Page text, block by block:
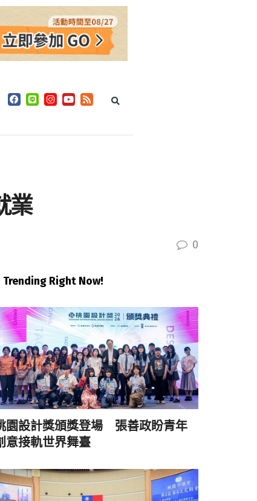
業
0
Trending Right Now!
園設計獎頒獎登場 張善政盼青年
意接軌世界舞臺